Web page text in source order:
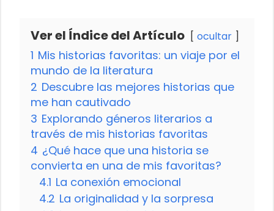
Ver el Índice del Artículo ocultar
1 Mis historias favoritas: un viaje por el
mundo de la literatura
2 Descubre las mejores historias que
me han cautivado
3 Explorando géneros literarios a
través de mis historias favoritas
4 ¿Qué hace que una historia se
convierta en una de mis favoritas?
4.1 La conexión emocional
4.2 La originalidad y la sorpresa